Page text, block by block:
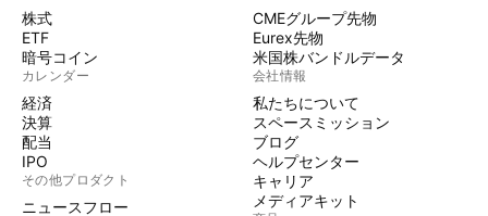
株式
ETF
暗号コイン
カレンダー
経済
決算
配当
IPO
その他プロダクト
ニュースフロー
CMEグループ先物
Eurex先物
米国株バンドルデータ
会社情報
私たちについて
スペースミッション
ブログ
ヘルプセンター
キャリア
メディアキット